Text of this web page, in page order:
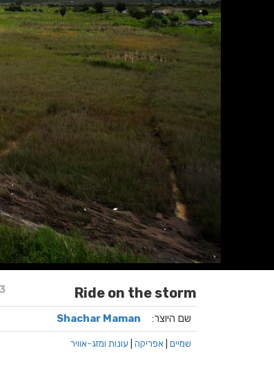
Ride on the storm
שם היוצר: Shachar Maman
שמיים אפריקה עונות ומזג-אוויר